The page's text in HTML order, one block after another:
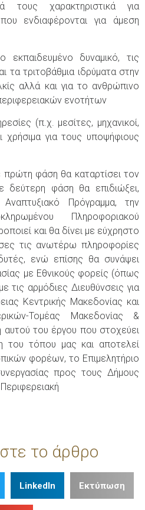
τους χαρακτηριστικά για
ενδιαφέρονται για άμεση
δυναμικό, τις
τα τριτοβάθμια ιδρύματα στην
αλλά και για το ανθρώπινο
ενοτήτων
(π.χ. μεσίτες, μηχανικοί,
χρήσιμα για τους υποψήφιους
πρώτη φάση θα καταρτίσει τον
δεύτερη φάση θα επιδιώξει,
Πρόγραμμα, την
Πληροφοριακού
και θα δίνει με εύχρηστο
τις ανωτέρω πληροφορίες
ενώ επίσης θα συνάψει
με Εθνικούς φορείς (όπως
τις αρμόδιες Διευθύνσεις για
Κεντρικής Μακεδονίας και
Τομέας Μακεδονίας &
αυτού του έργου που στοχεύει
του τόπου μας και αποτελεί
φορέων, το Επιμελητήριο
προς τους Δήμους
Περιφερειακή
το άρθρο
LinkedIn Εκτύπωση